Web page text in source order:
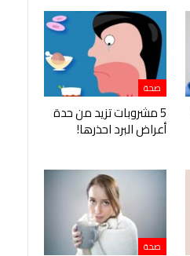
صحة
5 مشروبات تزيد من حدة
أعراض البرد احذرها!
صحة